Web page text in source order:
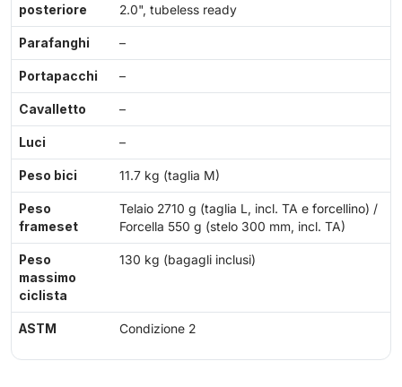
posteriore
2.0", tubeless ready
Parafanghi –
Portapacchi –
Cavalletto –
Luci –
Peso bici 11.7 kg (taglia M)
Peso
frameset
Telaio 2710 g (taglia L, incl. TA e forcellino) /
Forcella 550 g (stelo 300 mm, incl. TA)
Peso
massimo
ciclista
130 kg (bagagli inclusi)
ASTM Condizione 2